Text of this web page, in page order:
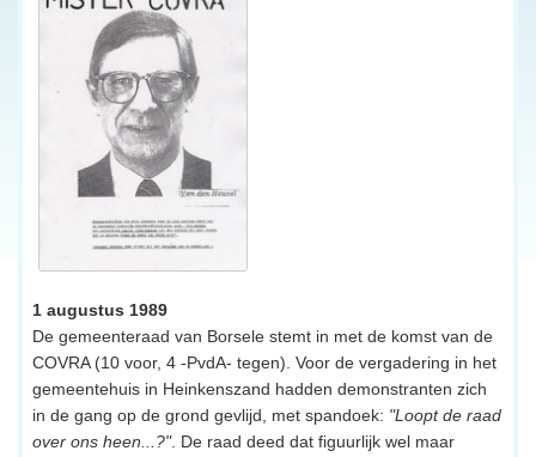
1 augustus 1989
De gemeenteraad van Borsele stemt in met de komst van de
COVRA (10 voor, 4 -PvdA- tegen). Voor de vergadering in het
gemeentehuis in Heinkenszand hadden demonstranten zich
in de gang op de grond gevlijd, met spandoek: "Loopt de raad
over ons heen...?". De raad deed dat figuurlijk wel maar